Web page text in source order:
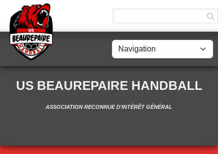
US BEAUREPAIRE HANDBALL
ASSOCIATION RECONNUE D'INTÉRÊT GÉNÉRAL
Panneau de gestion des cookies